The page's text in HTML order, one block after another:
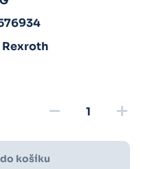
Rexroth
remove add
košíku